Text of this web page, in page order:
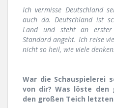
Ich vermisse Deutschland
auch da. Deutschland ist
Land und steht an erster
Standard angeht. Ich reise
nicht so heil, wie viele denken.
War die Schauspielerei
von dir? Was löste den
den großen Teich